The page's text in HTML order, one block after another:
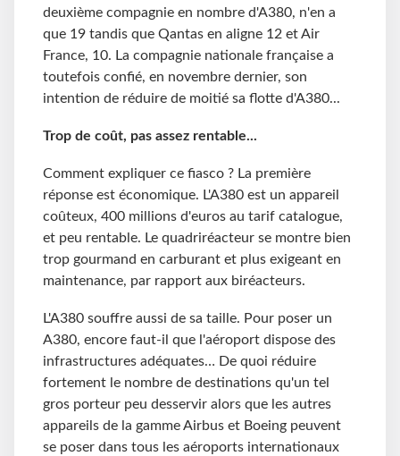
deuxième compagnie en nombre d'A380, n'en a
que 19 tandis que Qantas en aligne 12 et Air
France, 10. La compagnie nationale française a
toutefois confié, en novembre dernier, son
intention de réduire de moitié sa flotte d'A380...
Trop de coût, pas assez rentable...
Comment expliquer ce fiasco ? La première
réponse est économique. L'A380 est un appareil
coûteux, 400 millions d'euros au tarif catalogue,
et peu rentable. Le quadriréacteur se montre bien
trop gourmand en carburant et plus exigeant en
maintenance, par rapport aux biréacteurs.
L'A380 souffre aussi de sa taille. Pour poser un
A380, encore faut-il que l'aéroport dispose des
infrastructures adéquates… De quoi réduire
fortement le nombre de destinations qu'un tel
gros porteur peu desservir alors que les autres
appareils de la gamme Airbus et Boeing peuvent
se poser dans tous les aéroports internationaux